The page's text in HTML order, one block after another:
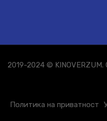
2019-2024 ©
Политика на приватност